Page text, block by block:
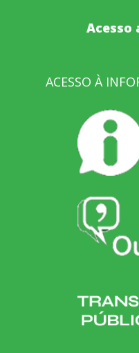
Acesso
ACESSO À